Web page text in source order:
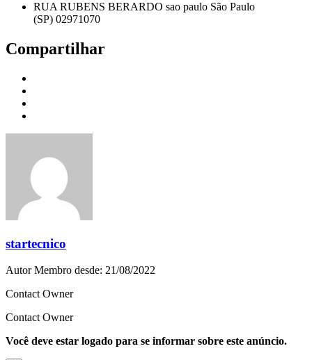
RUA RUBENS BERARDO sao paulo São Paulo
(SP) 02971070
Compartilhar
startecnico
Autor Membro desde: 21/08/2022
Contact Owner
Contact Owner
Você deve estar logado para se informar sobre este anúncio.